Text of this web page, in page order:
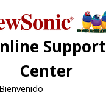
Support
Center
Bienvenido